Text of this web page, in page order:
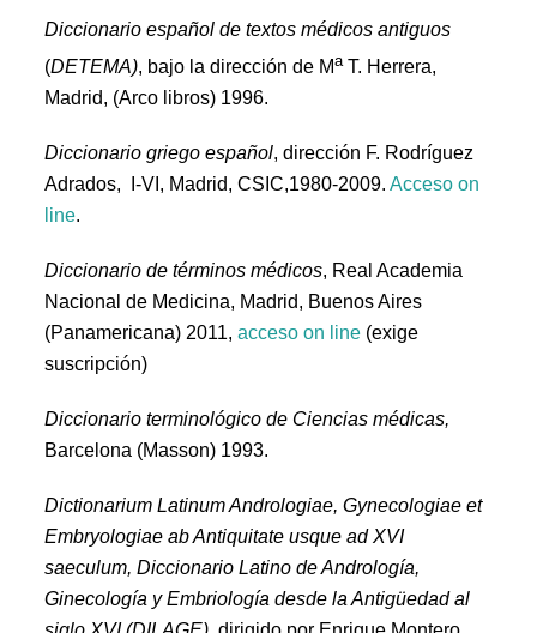
Diccionario español de textos médicos antiguos
(DETEMA), bajo la dirección de MaT. Herrera,
Madrid, (Arco libros) 1996.
Diccionario griego español, dirección F. Rodríguez
Adrados, I-VI, Madrid, CSIC,1980-2009.Acceso on
line.
Diccionario de términos médicos, Real Academia
Nacional de Medicina, Madrid, Buenos Aires
(Panamericana) 2011,acceso on line (exige
suscripción)
Diccionario terminológico de Ciencias médicas,
Barcelona (Masson) 1993.
Dictionarium Latinum Andrologiae, Gynecologiae et
Embryologiae ab Antiquitate usque ad XVI
saeculum, Diccionario Latino de Andrología,
Ginecología y Embriología desde la Antigüedad al